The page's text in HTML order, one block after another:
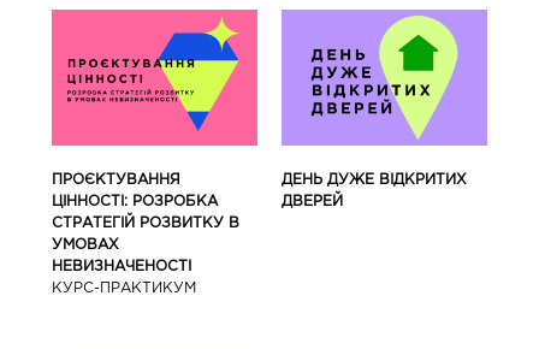
ПРОЄКТУВАННЯ
ЦІННОСТІ: РОЗРОБКА
СТРАТЕГІЙ РОЗВИТКУ В
УМОВАХ
НЕВИЗНАЧЕНОСТІ
КУРС-ПРАКТИКУМ
ДЕНЬ ДУЖЕ ВІДКРИТИХ
ДВЕРЕЙ